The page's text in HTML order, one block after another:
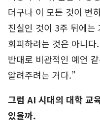
더구나 이 모든 것이 변
진실인 것이 3주 뒤에는
회피하려는 것은 아니
반대로 비관적인 예언
알려주려는 거다.”
그럼 AI 시대의 대학 교
있을까.